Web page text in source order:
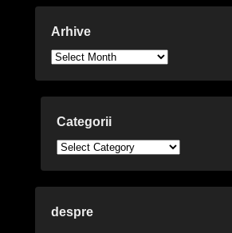
Arhive
Arhive
Categorii
Categorii
despre